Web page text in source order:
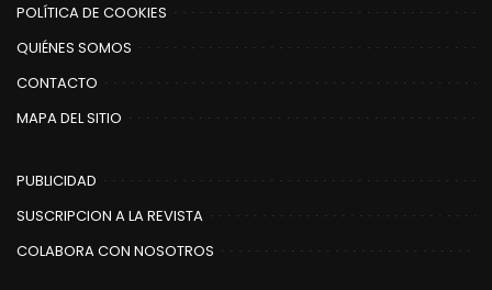
POLÍTICA DE COOKIES
QUIÉNES SOMOS
CONTACTO
MAPA DEL SITIO
PUBLICIDAD
SUSCRIPCION A LA REVISTA
COLABORA CON NOSOTROS